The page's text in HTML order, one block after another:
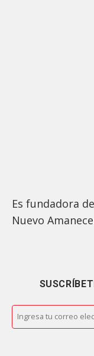
Es fundadora
Nuevo